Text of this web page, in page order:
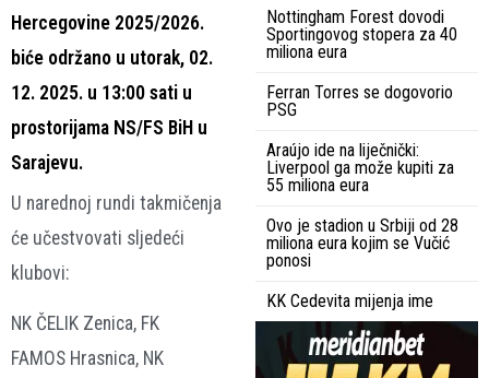
Hercegovine 2025/2026.
biće održano u utorak, 02.
12. 2025. u 13:00 sati u
prostorijama NS/FS BiH u
Sarajevu.
U narednoj rundi takmičenja
će učestvovati sljedeći
klubovi:
NK ČELIK Zenica, FK
FAMOS Hrasnica, NK
Nottingham Forest dovodi
Sportingovog stopera za 40
miliona eura
Ferran Torres se dogovorio
PSG
Araújo ide na liječnički:
Liverpool ga može kupiti za
55 miliona eura
Ovo je stadion u Srbiji od 28
miliona eura kojim se Vučić
ponosi
KK Cedevita mijenja ime